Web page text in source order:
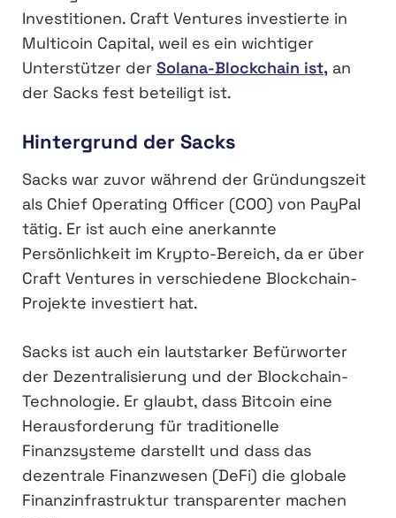
Investitionen. Craft Ventures investierte in
Multicoin Capital, weil es ein wichtiger
Unterstützer der Solana-Blockchain ist, an
der Sacks fest beteiligt ist.
Hintergrund der Sacks
Sacks war zuvor während der Gründungszeit
als Chief Operating Officer (COO) von PayPal
tätig. Er ist auch eine anerkannte
Persönlichkeit im Krypto-Bereich, da er über
Craft Ventures in verschiedene Blockchain-
Projekte investiert hat.
Sacks ist auch ein lautstarker Befürworter
der Dezentralisierung und der Blockchain-
Technologie. Er glaubt, dass Bitcoin eine
Herausforderung für traditionelle
Finanzsysteme darstellt und dass das
dezentrale Finanzwesen (DeFi) die globale
Finanzinfrastruktur transparenter machen